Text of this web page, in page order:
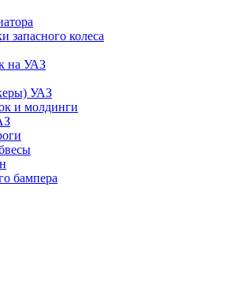
запасного колеса
на УАЗ
УАЗ
и молдинги
бампера